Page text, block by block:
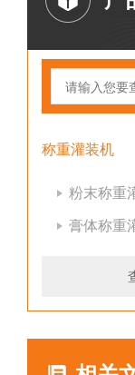
称重灌装机
粉末称重
膏体称重